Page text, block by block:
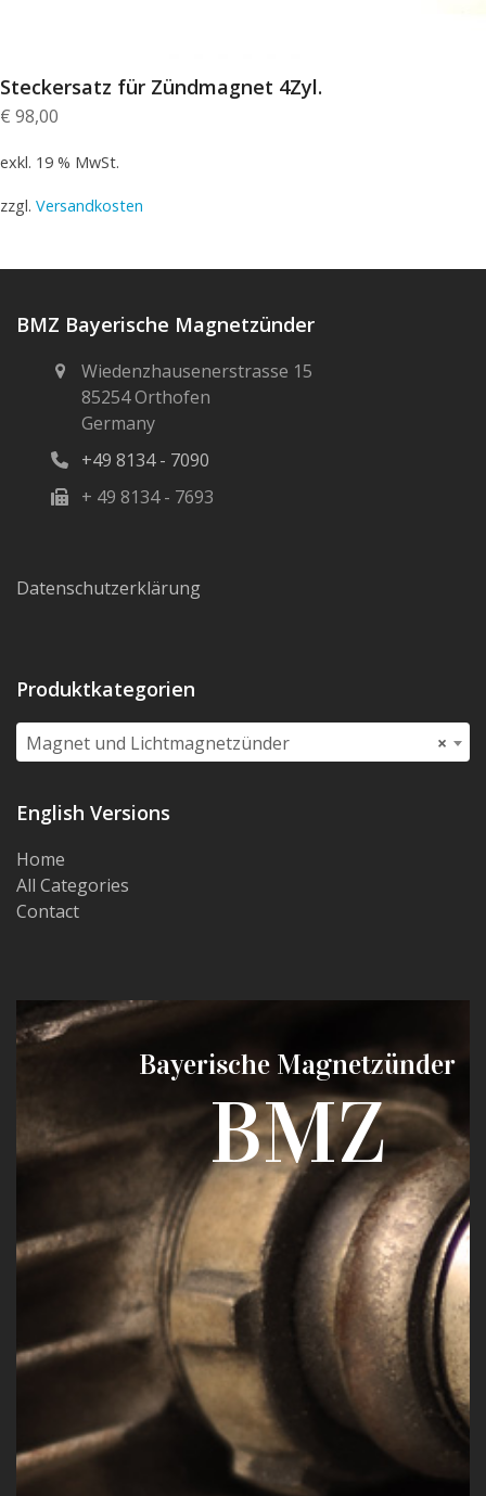
Steckersatz für Zündmagnet 4Zyl.
€ 98,00
exkl. 19 % MwSt.
zzgl. Versandkosten
BMZ Bayerische Magnetzünder
Wiedenzhausenerstrasse 15
85254 Orthofen
Germany
+49 8134 - 7090
+ 49 8134 - 7693
Datenschutzerklärung
Produktkategorien
×
Magnet und Lichtmagnetzünder
English Versions
Home
All Categories
Contact
Bayerische Magnetzünder
BMZ